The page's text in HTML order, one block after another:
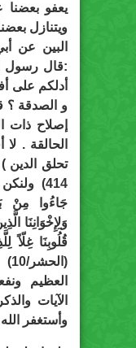
يعفو
ويتنازل
البين عن
:قال رسول
أدلكم على
و الصدقة ؟
إصلاح ذات
الحالقة .
تحلق الدين
414)
جَاءُوا مِنْ
وَلِإِخْوَانِنَا
قُلُوبِنَا غِلّاً
العظيم
الآيات
وأستغفر